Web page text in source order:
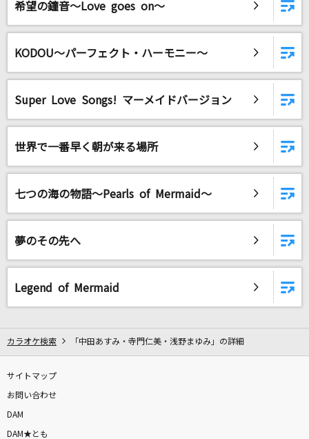
pure soul
THE ORAL CIGARETTES
[生音]アゲハ蝶
[生音]月並みに輝け
結束バンド
盛れ！ミ・アモーレ
Juice=Juice
宇多田ヒカル
机さする
青木遥
7月のサイダー
超ときめき宣伝部(ときめき宣伝部)
キミに100パーセント
希望の鐘音～Love goes on～
KODOU～パーフェクト・ハーモニー～
Super Love Songs! マーメイドバージョン
世界で一番早く朝が来る場所
七つの海の物語～Pearls of Mermaid～
夢のその先へ
Legend of Mermaid
カラオケ検索 「中田あすみ・寺門仁美・浅野まゆみ」の詳細
サイトマップ
お問い合わせ
DAM
DAM★とも